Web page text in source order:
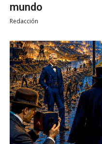
mundo
Redacción